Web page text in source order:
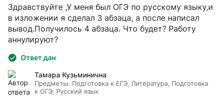
Здравствуйте ,У меня был ОГЭ по русскому языку,и
в изложении я сделал 3 абзаца, а после написал
вывод.Получилось 4 абзаца. Что будет? Работу
аннулируют?
Ответ дан
Тамара Кузьминична
Предметы: Подготовка к ЕГЭ, Литература, Подготовка
к ОГЭ, Русский язык